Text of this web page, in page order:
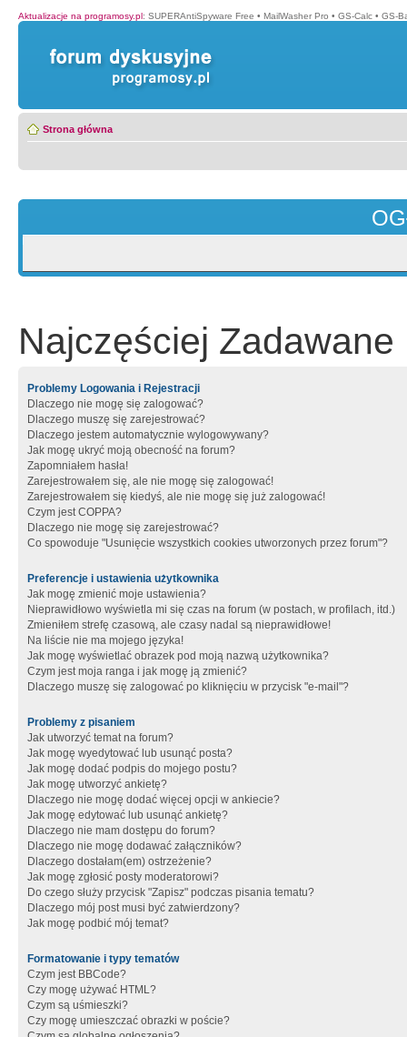
Aktualizacje na programosy.pl: SUPERAntiSpyware Free • MailWasher Pro • GS-Calc • GS-
Strona główna
Najczęściej Zadawane
Problemy Logowania i Rejestracji
Dlaczego nie mogę się zalogować?
Dlaczego muszę się zarejestrować?
Dlaczego jestem automatycznie wylogowywany?
Jak mogę ukryć moją obecność na forum?
Zapomniałem hasła!
Zarejestrowałem się, ale nie mogę się zalogować!
Zarejestrowałem się kiedyś, ale nie mogę się już zalogować!
Czym jest COPPA?
Dlaczego nie mogę się zarejestrować?
Co spowoduje "Usunięcie wszystkich cookies utworzonych przez forum"?
Preferencje i ustawienia użytkownika
Jak mogę zmienić moje ustawienia?
Nieprawidłowo wyświetla mi się czas na forum (w postach, w profilach, itd.)
Zmieniłem strefę czasową, ale czasy nadal są nieprawidłowe!
Na liście nie ma mojego języka!
Jak mogę wyświetlać obrazek pod moją nazwą użytkownika?
Czym jest moja ranga i jak mogę ją zmienić?
Dlaczego muszę się zalogować po kliknięciu w przycisk "e-mail"?
Problemy z pisaniem
Jak utworzyć temat na forum?
Jak mogę wyedytować lub usunąć posta?
Jak mogę dodać podpis do mojego postu?
Jak mogę utworzyć ankietę?
Dlaczego nie mogę dodać więcej opcji w ankiecie?
Jak mogę edytować lub usunąć ankietę?
Dlaczego nie mam dostępu do forum?
Dlaczego nie mogę dodawać załączników?
Dlaczego dostałam(em) ostrzeżenie?
Jak mogę zgłosić posty moderatorowi?
Do czego służy przycisk "Zapisz" podczas pisania tematu?
Dlaczego mój post musi być zatwierdzony?
Jak mogę podbić mój temat?
Formatowanie i typy tematów
Czym jest BBCode?
Czy mogę używać HTML?
Czym są uśmieszki?
Czy mogę umieszczać obrazki w poście?